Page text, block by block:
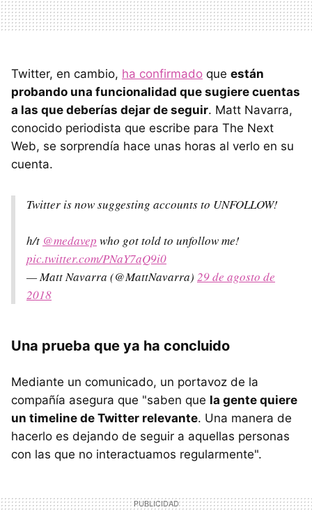
Twitter, en cambio, ha confirmado que están
probando una funcionalidad que sugiere cuentas
a las que deberías dejar de seguir. Matt Navarra,
conocido periodista que escribe para The Next
Web, se sorprendía hace unas horas al verlo en su
cuenta.
Twitter is now suggesting accounts to UNFOLLOW!
h/t @medavep who got told to unfollow me!
pic.twitter.com/PNaY7aQ9i0
— Matt Navarra (@MattNavarra) 29 de agosto de
2018
Una prueba que ya ha concluido
Mediante un comunicado, un portavoz de la
compañía asegura que "saben que la gente quiere
un timeline de Twitter relevante. Una manera de
hacerlo es dejando de seguir a aquellas personas
con las que no interactuamos regularmente".